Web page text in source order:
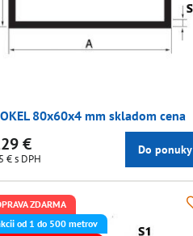
80x60x4 mm skladom cena
€
€s DPH
Do ponuky
ZDARMA
od 1 do 500 metrov